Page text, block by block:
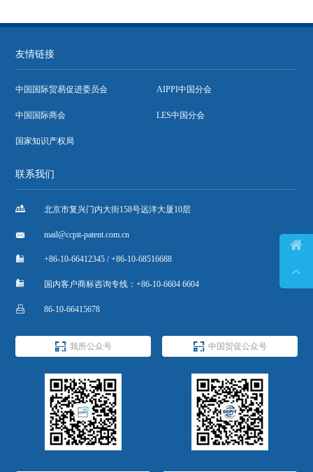
友情链接
中国国际贸易促进委员会 AIPPI中国分会
中国国际商会 LES中国分会
国家知识产权局
联系我们
 北京市复兴门内大街158号远洋大厦10层
 mail@ccpit-patent.com.cn
 +86-10-66412345 / +86-10-68516688
 国内客户商标咨询专线：+86-10-6604 6604
 86-10-66415678
 我所公众号  中国贸促公众号

